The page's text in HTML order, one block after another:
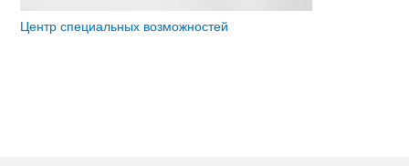
Центр специальных возможностей